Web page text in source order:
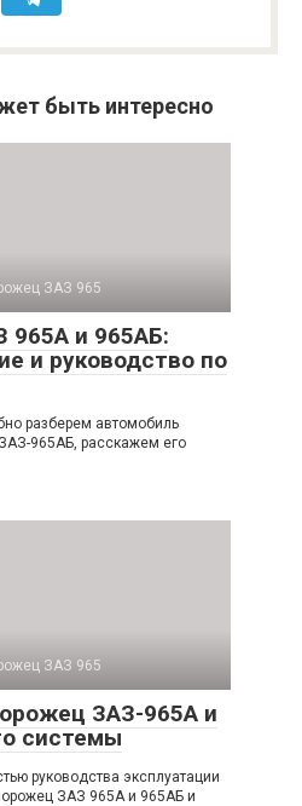
быть интересно
ЗАЗ 965
965А и 965АБ:
и руководство по
разберем автомобиль
965АБ, расскажем его
ЗАЗ 965
ЗАЗ-965А и
системы
руководства эксплуатации
ЗАЗ 965А и 965АБ и